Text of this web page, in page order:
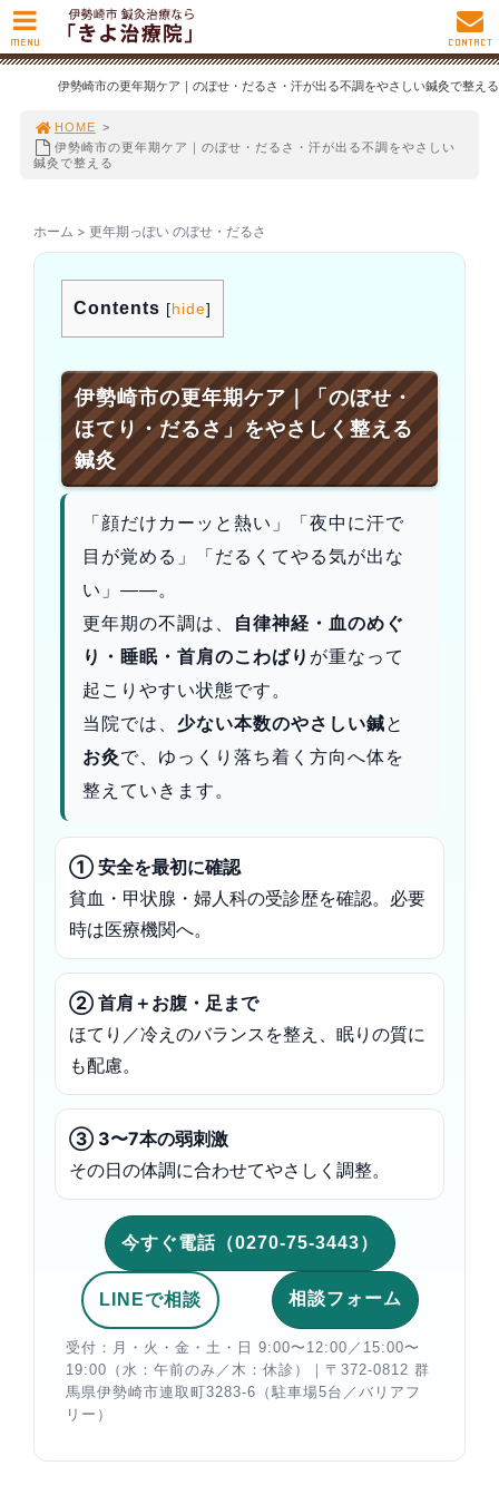
伊勢崎市の更年期ケア｜のぼせ・だるさ・汗が出る不調をやさしい鍼灸で整える
HOME >
伊勢崎市の更年期ケア｜のぼせ・だるさ・汗が出る不調をやさしい
鍼灸で整える
ホーム > 更年期っぽい のぼせ・だるさ
Contents [hide]
伊勢崎市の更年期ケア｜「のぼせ・
ほてり・だるさ」をやさしく整える
鍼灸
「顔だけカーッと熱い」「夜中に汗で
目が覚める」「だるくてやる気が出な
い」——。
更年期の不調は、
自律神経・血のめぐ
り・睡眠・首肩のこわばり が重なって
起こりやすい状態です。
当院では、 少ない本数のやさしい鍼と
お灸で、ゆっくり落ち着く方向へ体を
整えていきます。
① 安全を最初に確認
貧血・甲状腺・婦人科の受診歴を確認。必要
時は医療機関へ。
② 首肩＋お腹・足まで
ほてり／冷えのバランスを整え、眠りの質に
も配慮。
③ 3〜7本の弱刺激
その日の体調に合わせてやさしく調整。
今すぐ電話（0270-75-3443）
LINEで相談 相談フォーム
受付：月・火・金・土・日 9:00〜12:00／15:00〜
19:00（水：午前のみ／木：休診）｜〒372-0812 群
馬県伊勢崎市連取町3283-6（駐車場5台／バリアフ
リー）
MENU CONTACT